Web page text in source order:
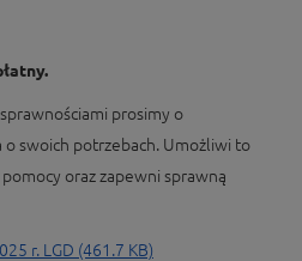
prosimy o
swoich potrzebach. Umożliwi to
oraz zapewni sprawną
r. LGD (461.7 KB)